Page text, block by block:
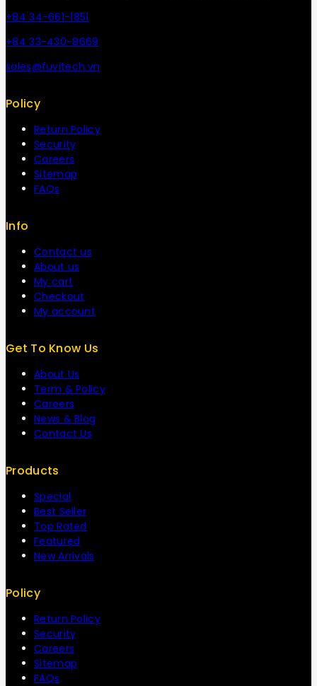
+84 34-661-1851
+84 33-430-8669
sales@fuvitech.vn
Policy
Return Policy
Security
Careers
Sitemap
FAQs
Info
Contact us
About us
My cart
Checkout
My account
Get To Know Us
About Us
Term & Policy
Careers
News & Blog
Contact Us
Products
Special
Best Seller
Top Rated
Featured
New Arrivals
Policy
Return Policy
Security
Careers
Sitemap
FAQs